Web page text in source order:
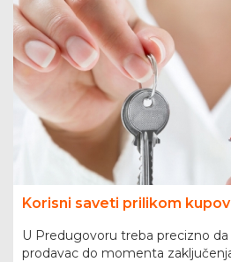
Korisni saveti prilikom
U Predugovoru treba precizno
prodavac do momenta